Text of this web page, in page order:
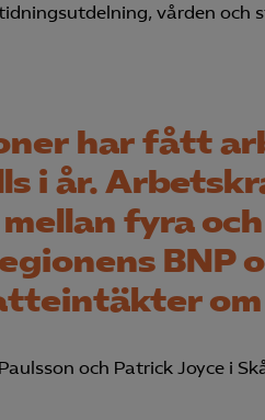
vården och
har fått
i år.
fyra
BNP
och Patrick Joyce i